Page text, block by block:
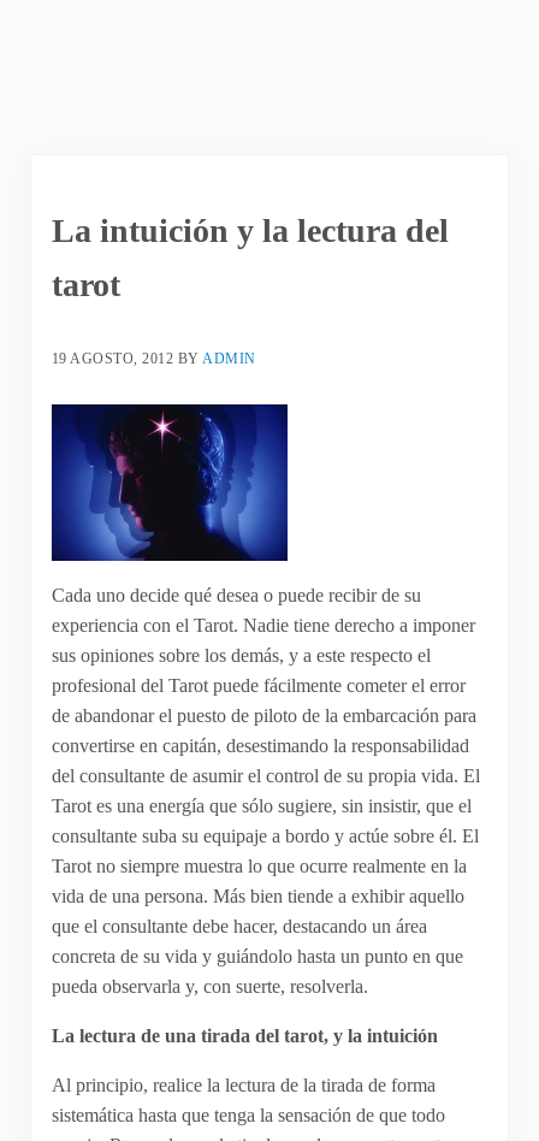
La intuición y la lectura del
tarot
19 AGOSTO, 2012 BY ADMIN
Cada uno decide qué desea o puede recibir de su
experiencia con el Tarot. Nadie tiene derecho a imponer
sus opiniones sobre los demás, y a este respecto el
profesional del Tarot puede fácilmente cometer el error
de abandonar el puesto de piloto de la embarcación para
convertirse en capitán, desestimando la responsabilidad
del consultante de asumir el control de su propia vida. El
Tarot es una energía que sólo sugiere, sin insistir, que el
consultante suba su equipaje a bordo y actúe sobre él. El
Tarot no siempre muestra lo que ocurre realmente en la
vida de una persona. Más bien tiende a exhibir aquello
que el consultante debe hacer, destacando un área
concreta de su vida y guiándolo hasta un punto en que
pueda observarla y, con suerte, resolverla.
La lectura de una tirada del tarot, y la intuición
Al principio, realice la lectura de la tirada de forma
sistemática hasta que tenga la sensación de que todo